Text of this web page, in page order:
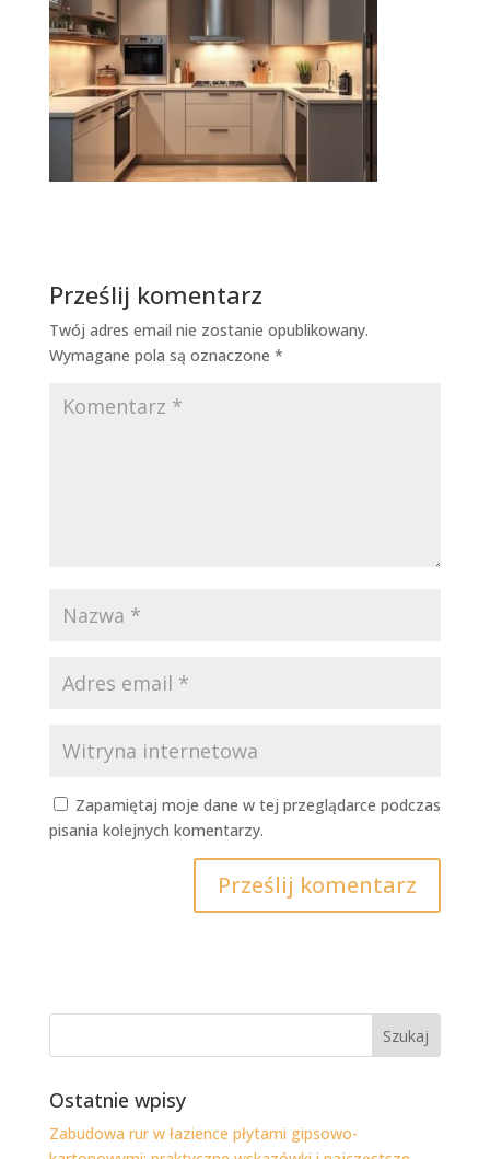
Prześlij komentarz
Twój adres email nie zostanie opublikowany.
Wymagane pola są oznaczone *
Zapamiętaj moje dane w tej przeglądarce podczas
pisania kolejnych komentarzy.
Ostatnie wpisy
Zabudowa rur w łazience płytami gipsowo-